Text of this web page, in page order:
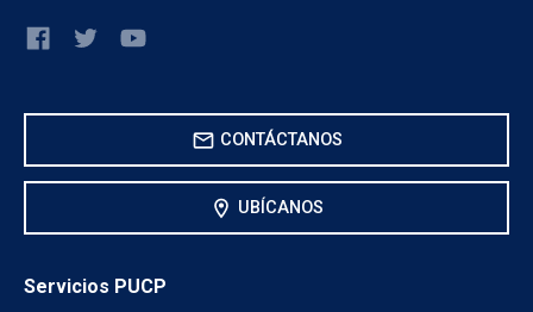
mail CONTÁCTANOS
location_on UBÍCANOS
Servicios PUCP